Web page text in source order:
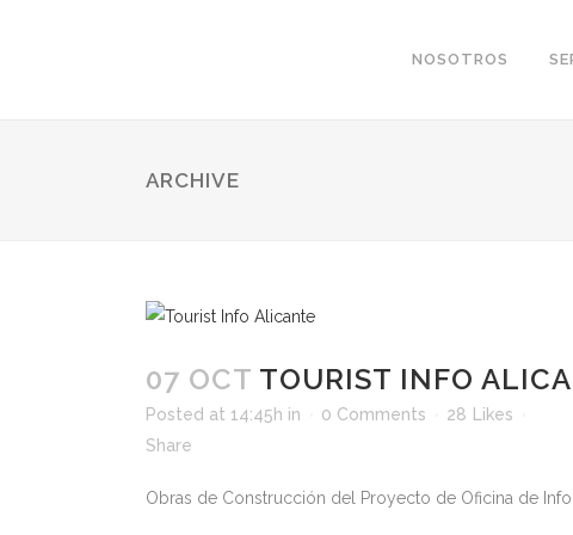
NOSOTROS
ARCHIVE
07 OCT TOURIST INFO
Posted at 14:45h in 0 Comments 28
Likes
Share
Obras de Construcción del Proyecto de Oficina de